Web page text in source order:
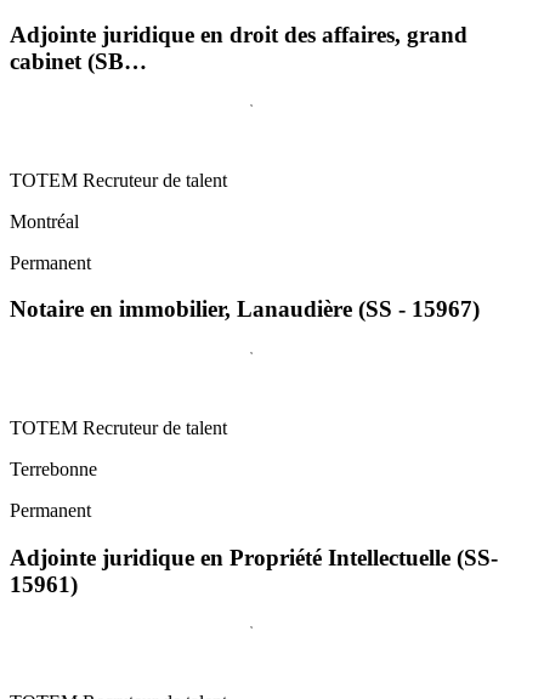
Adjointe juridique en droit des affaires, grand
cabinet (SB…
TOTEM Recruteur de talent
Montréal
Permanent
Notaire en immobilier, Lanaudière (SS - 15967)
TOTEM Recruteur de talent
Terrebonne
Permanent
Adjointe juridique en Propriété Intellectuelle (SS-
15961)